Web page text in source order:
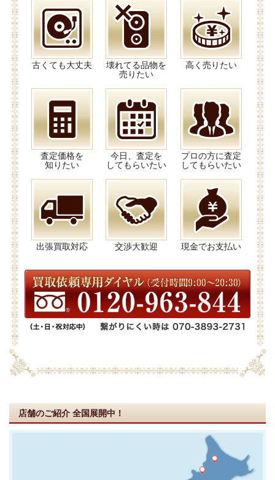
古くても大丈夫
壊れてる品物を
売りたい
高く売りたい
査定価格を
知りたい
今日、査定を
してもらいたい
プロの方に査定
してもらいたい
出張買取対応 交渉大歓迎 現金でお支払い
店舗のご紹介 全国展開中！